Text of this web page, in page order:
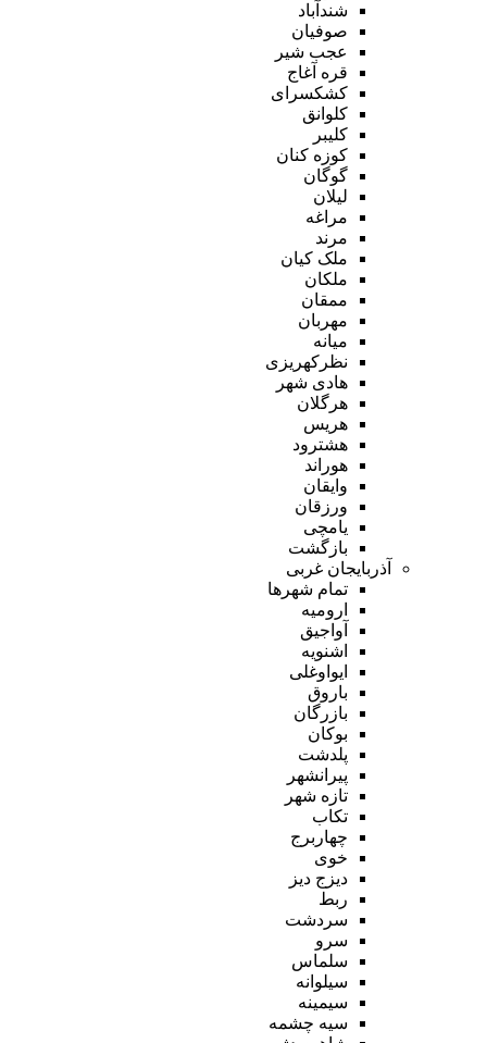
شندآباد
صوفیان
عجب شیر
قره آغاج
کشکسرای
کلوانق
کلیبر
کوزه کنان
گوگان
لیلان
مراغه
مرند
ملک کیان
ملکان
ممقان
مهربان
میانه
نظرکهریزی
هادی شهر
هرگلان
هریس
هشترود
هوراند
وایقان
ورزقان
یامچی
بازگشت
آذربایجان غربی
تمام شهر‌ها
ارومیه
آواجیق
اشنویه
ایواوغلی
باروق
بازرگان
بوکان
پلدشت
پیرانشهر
تازه شهر
تکاب
چهاربرج
خوی
دیزج دیز
ربط
سردشت
سرو
سلماس
سیلوانه
سیمینه
سیه چشمه